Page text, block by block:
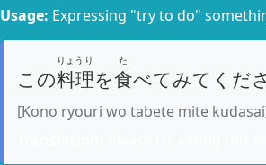
Usage: Expressing "try to do"
この料理
りょうり
を食
た
べてみてくださ
[Kono ryouri wo tabete mite